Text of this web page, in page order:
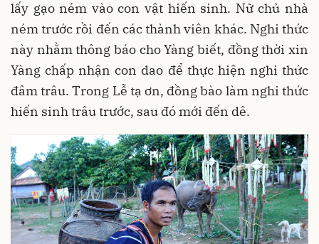
lấy gạo ném vào con vật hiến sinh. Nữ chủ nhà
ném trước rồi đến các thành viên khác. Nghi thức
này nhằm thông báo cho Yàng biết, đồng thời xin
Yàng chấp nhận con dao để thực hiện nghi thức
đâm trâu. Trong Lễ tạ ơn, đồng bào làm nghi thức
hiến sinh trâu trước, sau đó mới đến dê.